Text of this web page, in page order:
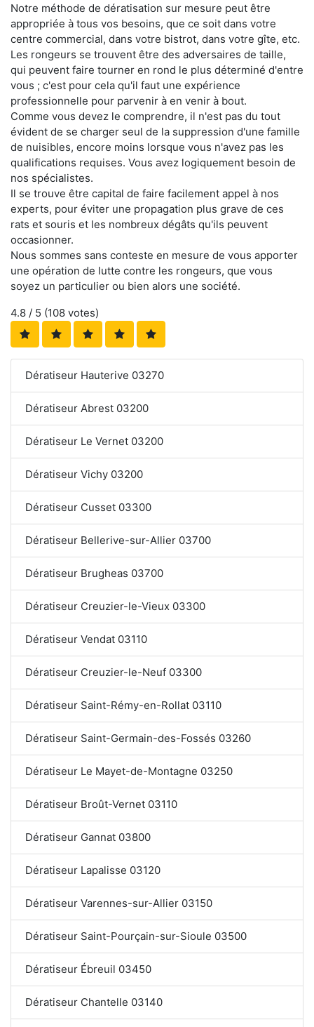
Notre méthode de dératisation sur mesure peut être
appropriée à tous vos besoins, que ce soit dans votre
centre commercial, dans votre bistrot, dans votre gîte, etc.
Les rongeurs se trouvent être des adversaires de taille,
qui peuvent faire tourner en rond le plus déterminé d'entre
vous ; c'est pour cela qu'il faut une expérience
professionnelle pour parvenir à en venir à bout.
Comme vous devez le comprendre, il n'est pas du tout
évident de se charger seul de la suppression d'une famille
de nuisibles, encore moins lorsque vous n'avez pas les
qualifications requises. Vous avez logiquement besoin de
nos spécialistes.
Il se trouve être capital de faire facilement appel à nos
experts, pour éviter une propagation plus grave de ces
rats et souris et les nombreux dégâts qu'ils peuvent
occasionner.
Nous sommes sans conteste en mesure de vous apporter
une opération de lutte contre les rongeurs, que vous
soyez un particulier ou bien alors une société.
4.8 / 5 (108 votes)
Dératiseur Hauterive 03270
Dératiseur Abrest 03200
Dératiseur Le Vernet 03200
Dératiseur Vichy 03200
Dératiseur Cusset 03300
Dératiseur Bellerive-sur-Allier 03700
Dératiseur Brugheas 03700
Dératiseur Creuzier-le-Vieux 03300
Dératiseur Vendat 03110
Dératiseur Creuzier-le-Neuf 03300
Dératiseur Saint-Rémy-en-Rollat 03110
Dératiseur Saint-Germain-des-Fossés 03260
Dératiseur Le Mayet-de-Montagne 03250
Dératiseur Broût-Vernet 03110
Dératiseur Gannat 03800
Dératiseur Lapalisse 03120
Dératiseur Varennes-sur-Allier 03150
Dératiseur Saint-Pourçain-sur-Sioule 03500
Dératiseur Ébreuil 03450
Dératiseur Chantelle 03140